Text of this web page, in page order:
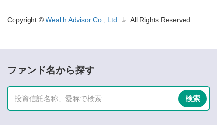
Copyright © Wealth Advisor Co., Ltd. All Rights Reserved.
ファンド名から探す